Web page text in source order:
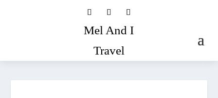
Mel And I
Travel